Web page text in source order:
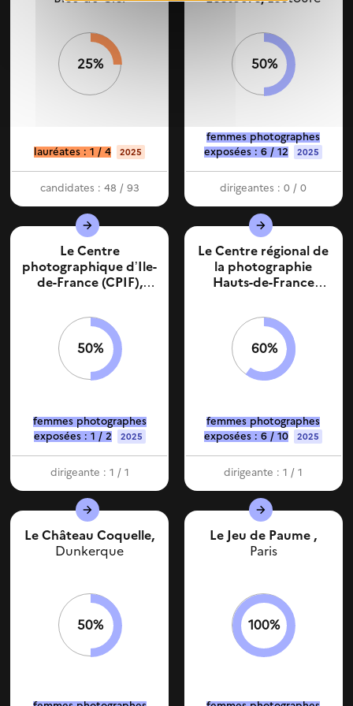
25%
lauréates : 1 / 4 2025
candidates : 48 / 93
50%
femmes photographes
exposées : 6 / 12
2025
dirigeantes : 0 / 0
Le Centre
photographique d’Ile-
de-France (CPIF),
50%
femmes photographes
exposées : 1 / 2
2025
dirigeante : 1 / 1
Le Centre régional de
la photographie
Hauts-de-France
Mines
60%
femmes photographes
exposées : 6 / 10
2025
dirigeante : 1 / 1
Le Château Coquelle,
Dunkerque
50%
Le Jeu de Paume ,
Paris
100%